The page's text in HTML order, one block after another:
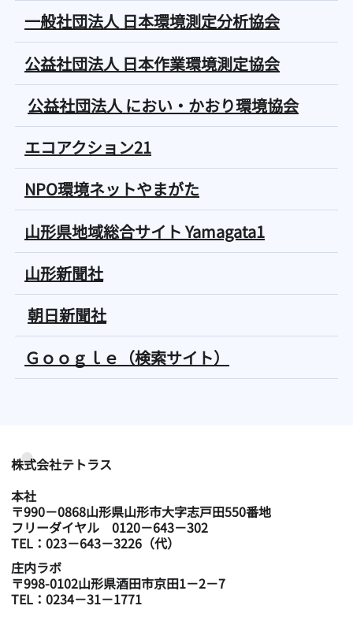
一般社団法人 日本環境測定分析協会
公益社団法人 日本作業環境測定協会
公益社団法人 におい・かおり環境協会
エコアクション21
NPO環境ネットやまがた
山形県地域総合サイト Yamagata1
山形新聞社
朝日新聞社
Ｇｏｏｇｌｅ（検索サイト）
​株式会社テトラス
本社
〒990－0868山形県山形市大字志戸田550番地
フリーダイヤル 0120－643－302
TEL：023－643－3226（代）
庄内ラボ
〒998-0102山形県酒田市京田1－2－7
TEL：0234－31－1771